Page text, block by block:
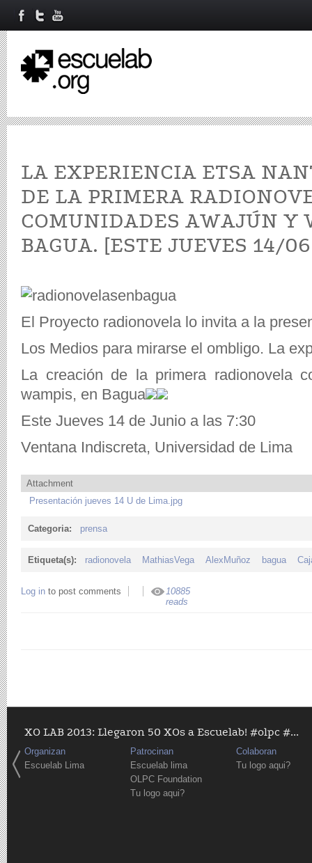
LA EXPERIENCIA ETSA
DE LA PRIMERA
COMUNIDADES AWAJÚN Y
BAGUA. [ESTE JUEVES 14/
El Proyecto radionovela lo invita a la
Los Medios para mirarse el ombligo. La
La creación de la primera radionovela
wampis, en Bagua
Este Jueves 14 de Junio a las 7:30
Ventana Indiscreta, Universidad de Lima
Attachment
Presentación jueves 14 U de Lima.jpg
Categoria: prensa
Etiqueta(s): radionovela MathiasVega AlexMuñoz bagua
Log in to post comments
10885
reads
XO LAB 2013: Llegaron 50 XOs a Escuelab! #olpc #...
Organizan
Escuelab Lima
Patrocinan
Escuelab lima
OLPC Foundation
Tu logo aqui?
Colaboran
Tu logo aqui?